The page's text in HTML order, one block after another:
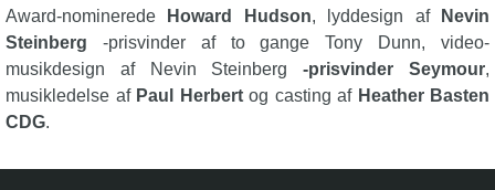
Award-nominerede
Howard Hudson, lyddesign af
Nevin
Steinberg -prisvinder af to gange Tony Dunn, video-
musikdesign af Nevin Steinberg-prisvinder Seymour,
musikledelse af Paul Herbertog casting af Heather Basten
CDG.